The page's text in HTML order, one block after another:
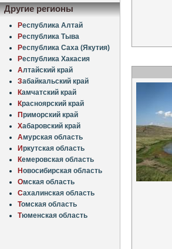
Другие регионы
Республика Алтай
Республика Тыва
Республика Саха (Якутия)
Республика Хакасия
Алтайский край
Забайкальский край
Камчатский край
Красноярский край
Приморский край
Хабаровский край
Амурская область
Иркутская область
Кемеровская область
Новосибирская область
Омская область
Сахалинская область
Томская область
Тюменская область